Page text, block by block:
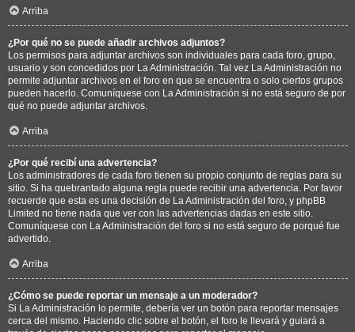
Arriba
¿Por qué no se puede añadir archivos adjuntos?
Los permisos para adjuntar archivos son individuales para cada foro, grupo,
usuario y son concedidos por La Administración. Tal vez La Administración no
permite adjuntar archivos en el foro en que se encuentra o solo ciertos grupos
pueden hacerlo. Comuníquese con La Administración si no está seguro de por
qué no puede adjuntar archivos.
Arriba
¿Por qué recibí una advertencia?
Los administradores de cada foro tienen su propio conjunto de reglas para su
sitio. Si ha quebrantado alguna regla puede recibir una advertencia. Por favor
recuerde que esta es una decisión de La Administración del foro, y phpBB
Limited no tiene nada que ver con las advertencias dadas en este sitio.
Comuníquese con La Administración del foro si no está seguro de porqué fue
advertido.
Arriba
¿Cómo se puede reportar un mensaje a un moderador?
Si La Administración lo permite, debería ver un botón para reportar mensajes
cerca del mismo. Haciendo clic sobre el botón, el foro le llevará y guiará a